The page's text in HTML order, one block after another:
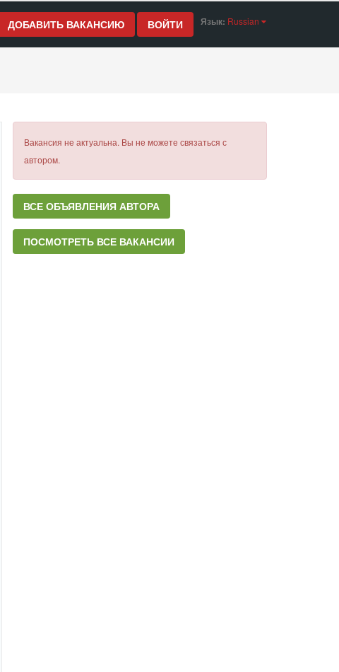
ДОБАВИТЬ ВАКАНСИЮ ВОЙТИ Язык: Russian
Вакансия не актуальна. Вы не можете связаться с
автором.
ВСЕ ОБЪЯВЛЕНИЯ АВТОРА
ПОСМОТРЕТЬ ВСЕ ВАКАНСИИ